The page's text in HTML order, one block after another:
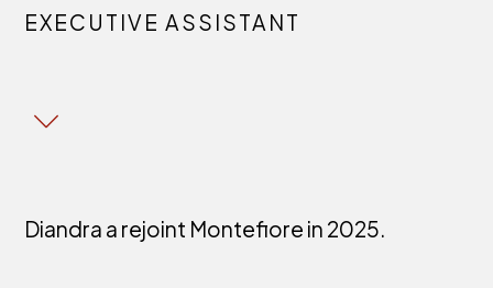
EXECUTIVE ASSISTANT
Diandra a rejoint Montefiore in 2025.